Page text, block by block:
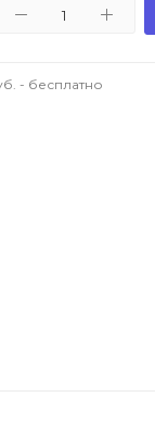
- бесплатно